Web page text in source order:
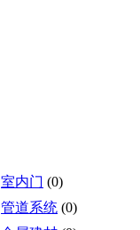
室内门 (0)
管道系统 (0)